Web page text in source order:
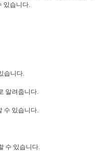
있습니다.
습니다.
알려줍니다.
수 있습니다.
수 있습니다.